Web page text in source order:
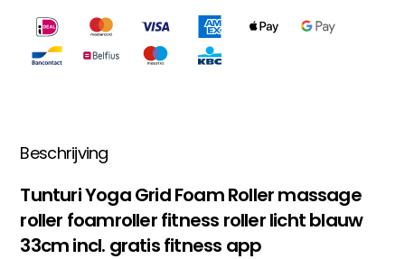
Beschrijving
Tunturi Yoga Grid Foam Roller massage
roller foamroller fitness roller licht blauw
33cm incl. gratis fitness app